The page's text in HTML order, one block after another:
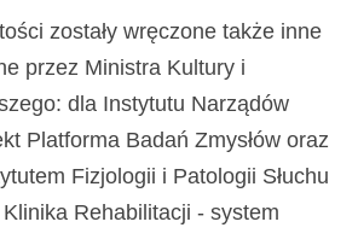
zostały wręczone także inne
przez Ministra Kultury i
dla Instytutu Narządów
Platforma Badań Zmysłów oraz
Fizjologii i Patologii Słuchu
Rehabilitacji - system